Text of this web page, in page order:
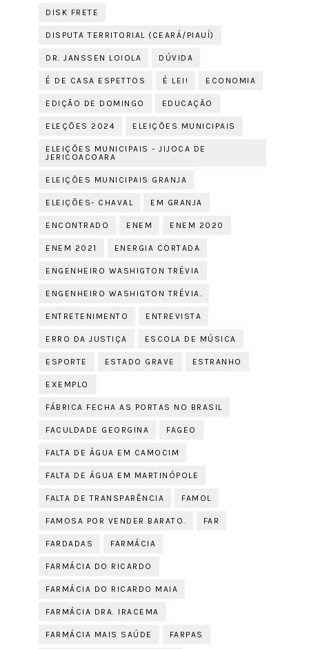
DISK FRETE
DISPUTA TERRITORIAL (CEARÁ/PIAUÍ)
DR. JANSSEN LOIOLA DÚVIDA
É DE CASA ESPETTOS É LEI! ECONOMIA
EDIÇÃO DE DOMINGO EDUCAÇÃO
ELEÇÕES 2024 ELEIÇÕES MUNICIPAIS
ELEIÇÕES MUNICIPAIS - JIJOCA DE
JERICOACOARA
ELEIÇÕES MUNICIPAIS GRANJA
ELEIÇÕES- CHAVAL EM GRANJA
ENCONTRADO ENEM ENEM 2020
ENEM 2021 ENERGIA CORTADA
ENGENHEIRO WASHIGTON TRÉVIA
ENGENHEIRO WASHIGTON TRÉVIA.
ENTRETENIMENTO ENTREVISTA
ERRO DA JUSTIÇA ESCOLA DE MÚSICA
ESPORTE ESTADO GRAVE ESTRANHO
EXEMPLO
FÁBRICA FECHA AS PORTAS NO BRASIL
FACULDADE GEORGINA FAGEO
FALTA DE ÁGUA EM CAMOCIM
FALTA DE ÁGUA EM MARTINÓPOLE
FALTA DE TRANSPARÊNCIA FAMOL
FAMOSA POR VENDER BARATO. FAR
FARDADAS FARMÁCIA
FARMÁCIA DO RICARDO
FARMÁCIA DO RICARDO MAIA
FARMÁCIA DRA. IRACEMA
FARMÁCIA MAIS SAÚDE FARPAS